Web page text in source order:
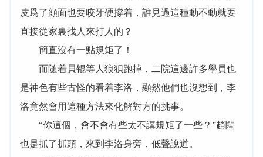
皮爲了顔面也要咬牙硬撐着，誰見過這種動不動就要
直接從家裏找人來打人的？
簡直沒有一點規矩了！
而随着貝锟等人狼狽跑掉，二院這邊許多學員也
是神色有些古怪的看着李洛，顯然他們也沒想到，李
洛竟然會用這種方法來化解對方的挑事。
“你這個，會不會有些太不講規矩了一些？”趙闊
也是抓了抓頭，來到李洛身旁，低聲說道。